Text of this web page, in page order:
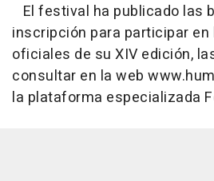
El festival ha publicado las
inscripción para participar
oficiales de su XIV edición,
consultar en la web
la plataforma especializada